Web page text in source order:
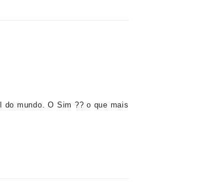
mundo. O Sim ?? o que mais